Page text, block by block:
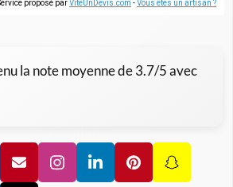
proposé parViteUnDevis.com -Vous êtes un artisan ?
la note moyenne de3.7/5 avec